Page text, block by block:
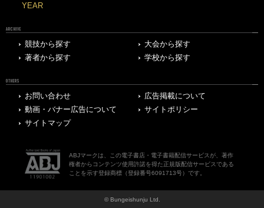
YEAR
ARCHIVE
競技から探す
大会から探す
著者から探す
学校から探す
OTHERS
お問い合わせ
広告掲載について
動画・バナー広告について
サイトポリシー
サイトマップ
ABJマークは、この電子書店・電子書籍配信サービスが、著作
権者からコンテンツ使用許諾を得た正規版配信サービスである
ことを示す登録商標（登録番号6091713号）です。
© Bungeishunju Ltd.